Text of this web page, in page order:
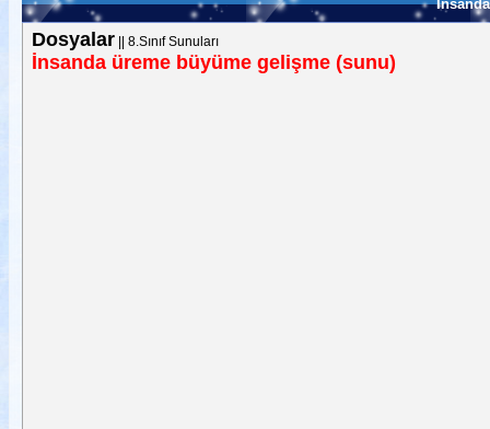
Dosyalar|| 8.Sınıf Sunuları
İnsanda üreme büyüme gelişme (sunu)